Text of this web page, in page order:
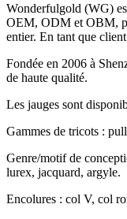
Wonderfulgold (WG)
OEM, ODM et OBM,
entier. En tant que
Fondée en 2006 à
de haute qualité.
Les jauges sont
Gammes de tricots :
Genre/motif de
lurex, jacquard, argyle.
Encolures : col V, col